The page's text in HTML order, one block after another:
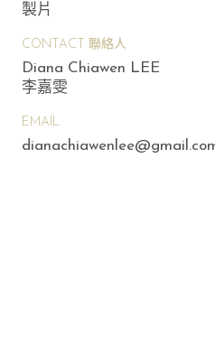
製片
CONTACT 聯絡人
Diana Chiawen LEE
李嘉雯
EMAIL